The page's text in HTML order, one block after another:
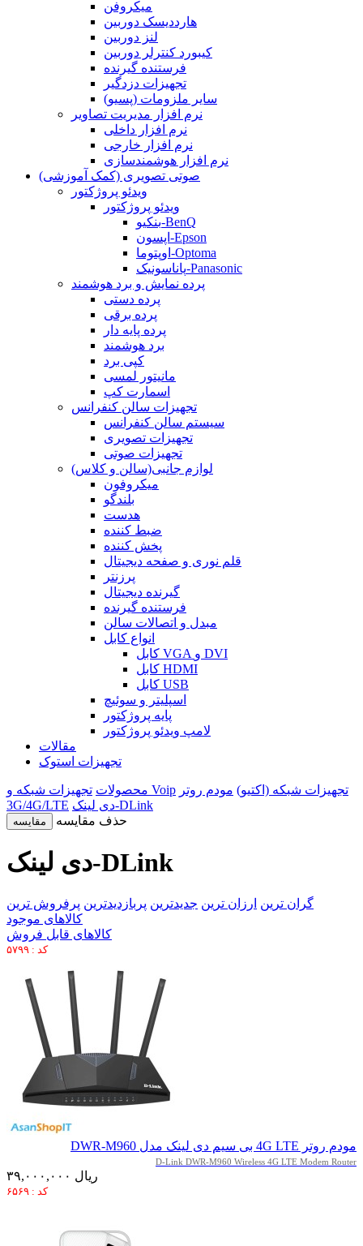
میکروفن
هارددیسک دوربین
لنز دوربین
کیبورد کنترلر دوربین
فرستنده گیرنده
تجهیزات دزدگیر
سایر ملزومات (پسیو)
نرم افزار مدیریت تصاویر
نرم افزار داخلی
نرم افزار خارجی
نرم افزار هوشمندسازی
صوتی تصویری (کمک آموزشی)
ویدئو پروژکتور
ویدئو پروژکتور
بنکیو-BenQ
اپسون-Epson
اوپتوما-Optoma
پاناسونیک-Panasonic
پرده نمایش و برد هوشمند
پرده دستی
پرده برقی
پرده پایه دار
برد هوشمند
کپی برد
مانیتور لمسی
اسمارت کپ
تجهیزات سالن کنفرانس
سیستم سالن کنفرانس
تجهیزات تصویری
تجهیزات صوتی
لوازم جانبی(سالن و کلاس)
میکروفون
بلندگو
هدست
ضبط کننده
پخش کننده
قلم نوری و صفحه دیجیتال
پرزنتر
گیرنده دیجیتال
فرستنده گیرنده
مبدل و اتصالات سالن
انواع کابل
کابل VGA و DVI
کابل HDMI
کابل USB
اسپلیتر و سوئیچ
پایه پروژکتور
لامپ ویدئو پروژکتور
مقالات
تجهیزات استوک
محصولات تجهیزات شبکه و Voip تجهیزات شبکه (اکتیو) مودم روتر
3G/4G/LTE
دی لینک-DLink
مقایسه حذف مقایسه
دی لینک-DLink
گران ترین ارزان ترین جدیدترین پربازدیدترین پرفروش ترین
کالاهای موجود
کالاهای قابل فروش
کد : ۵۷۹۹
مودم روتر 4G LTE بی سیم دی لینک مدل DWR-M960
D-Link DWR-M960 Wireless 4G LTE Modem Router
۳۹,۰۰۰,۰۰۰ ریال
کد : ۶۵۶۹